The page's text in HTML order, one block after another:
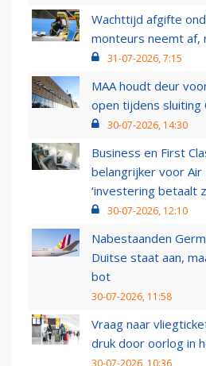
Wachttijd afgifte
monteurs neemt af,
31-07-2026, 7:15
MAA houdt deur
open tijdens sluiting
30-07-2026, 14:30
Business en First
belangrijker voor Air
‘investering betaalt
30-07-2026, 12:10
Nabestaanden
Duitse staat aan,
bot
30-07-2026, 11:58
Vraag naar
druk door oorlog in
30-07-2026, 10:36